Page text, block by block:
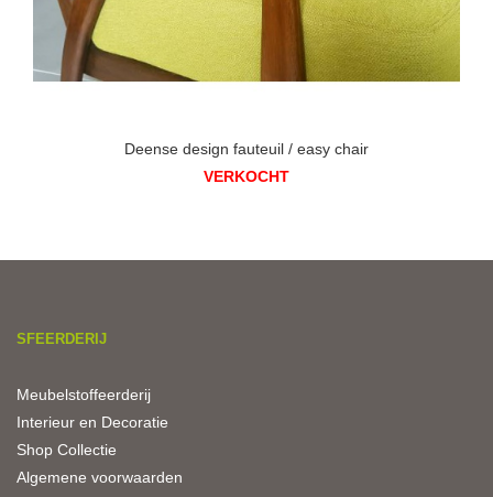
Deense design fauteuil / easy chair
VERKOCHT
SFEERDERIJ
Meubelstoffeerderij
Interieur en Decoratie
Shop Collectie
Algemene voorwaarden